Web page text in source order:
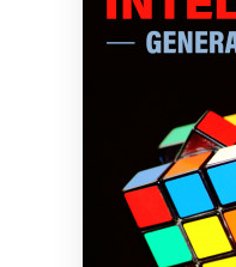
Bibliotekoms